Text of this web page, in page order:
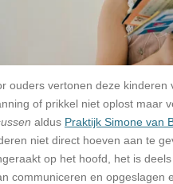
ouders vertonen deze
of prikkel niet oplost maar
aldus Praktijk Simone van
niet direct hoeven aan te
op het hoofd, het is
communiceren en opgeslagen